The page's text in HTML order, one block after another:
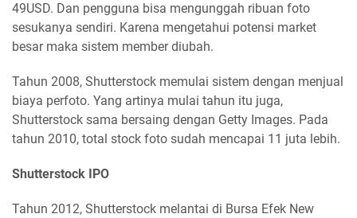
49USD. Dan pengguna bisa mengunggah ribuan foto
sesukanya sendiri. Karena mengetahui potensi market
besar maka sistem member diubah.
Tahun 2008, Shutterstock memulai sistem dengan menjual
biaya perfoto. Yang artinya mulai tahun itu juga,
Shutterstock sama bersaing dengan Getty Images. Pada
tahun 2010, total stock foto sudah mencapai 11 juta lebih.
Shutterstock IPO
Tahun 2012, Shutterstock melantai di Bursa Efek New